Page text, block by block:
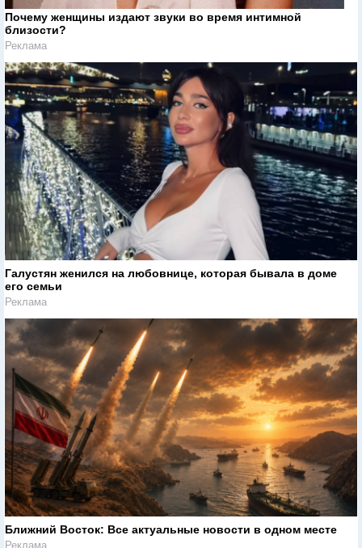
Почему женщины издают звуки во время интимной
близости?
Реклама
Галустян женился на любовнице, которая бывала в доме
его семьи
Реклама
Ближний Восток: Все актуальные новости в одном месте
Реклама